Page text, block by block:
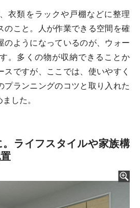
衣類をラックや戸棚などに整理
のこと。人が作業できる空間を確
のようになっているのが、ウォー
。多くの物が収納できることか
スですが、ここでは、使いやすく
プランニングのコツと取り入れた
した。
ライフスタイルや家族構